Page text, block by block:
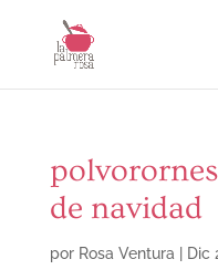
de navidad
por Rosa Ventura Dic